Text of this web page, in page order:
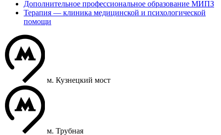
Дополнительное профессиональное образование МИПЗ
Терапия — клиника медицинской и психологической
помощи
м. Кузнецкий мост
м. Трубная